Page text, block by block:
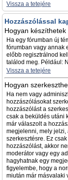
Vissza a tetejére
Hozzászólással
Hogyan
Ha egy fórumban új
fórumban vagy annak
előbb regisztrálnod
találod meg. Például:
Vissza a tetejére
Hogyan
Ha nem vagy
hozzászólásokat
hozzászólást a
csak a beküldés utáni
már válaszolt a
megjelenni, mely jelzi,
szerkesztésre. Ez
hozzászólást, akkor
moderátor vagy egy
hagyhatnak egy
figyelembe, hogy a
miután már másvalaki